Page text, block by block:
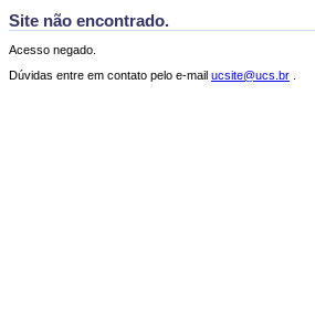
Site não encontrado.
Acesso negado.
Dúvidas entre em contato pelo e-mail ucsite@ucs.br